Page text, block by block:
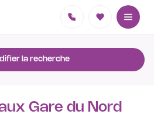
la recherche
Gare du Nord